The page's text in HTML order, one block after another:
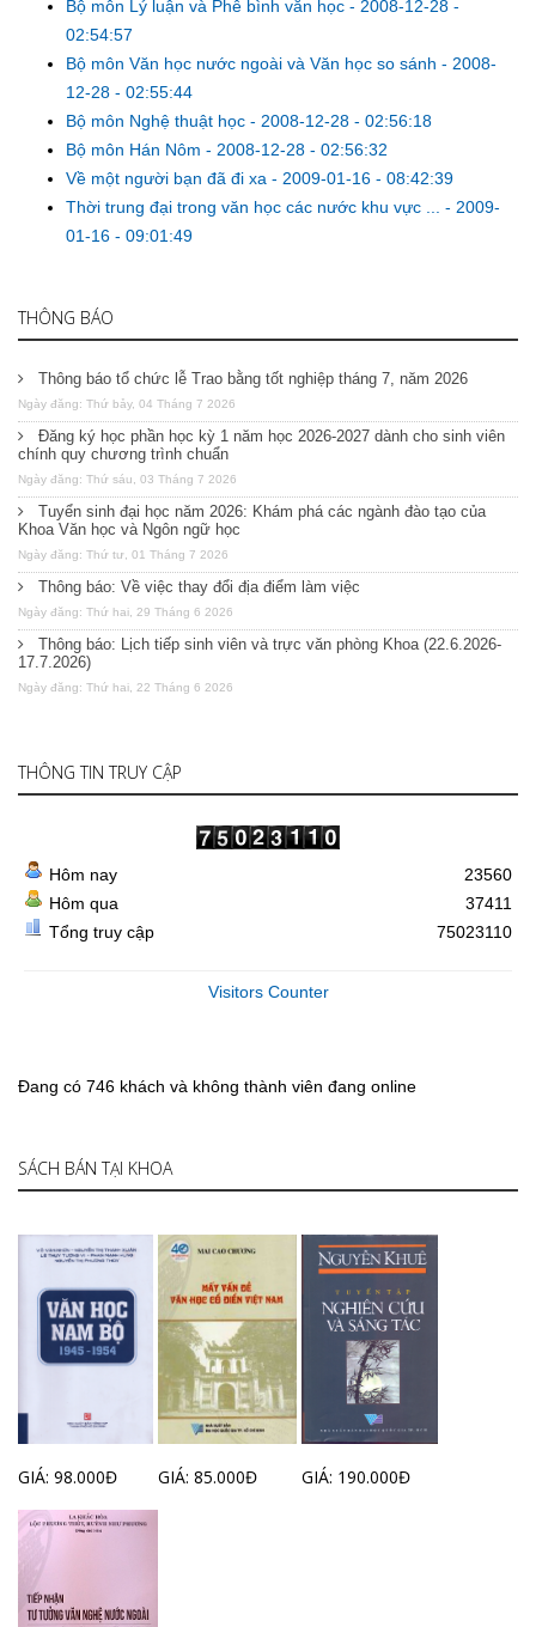
Bộ môn Lý luận và Phê bình văn học - 2008-12-28 -
02:54:57
Bộ môn Văn học nước ngoài và Văn học so sánh - 2008-
12-28 - 02:55:44
Bộ môn Nghệ thuật học - 2008-12-28 - 02:56:18
Bộ môn Hán Nôm - 2008-12-28 - 02:56:32
Về một người bạn đã đi xa - 2009-01-16 - 08:42:39
Thời trung đại trong văn học các nước khu vực ... - 2009-
01-16 - 09:01:49
THÔNG BÁO
Thông báo tổ chức lễ Trao bằng tốt nghiệp tháng 7, năm 2026
Ngày đăng: Thứ bảy, 04 Tháng 7 2026
Đăng ký học phần học kỳ 1 năm học 2026-2027 dành cho sinh viên
chính quy chương trình chuẩn
Ngày đăng: Thứ sáu, 03 Tháng 7 2026
Tuyển sinh đại học năm 2026: Khám phá các ngành đào tạo của
Khoa Văn học và Ngôn ngữ học
Ngày đăng: Thứ tư, 01 Tháng 7 2026
Thông báo: Về việc thay đổi địa điểm làm việc
Ngày đăng: Thứ hai, 29 Tháng 6 2026
Thông báo: Lịch tiếp sinh viên và trực văn phòng Khoa (22.6.2026-
17.7.2026)
Ngày đăng: Thứ hai, 22 Tháng 6 2026
THÔNG TIN TRUY CẬP
Hôm nay
Hôm qua
Tổng truy cập
23560
37411
75023110
Visitors Counter
Đang có 746 khách và không thành viên đang online
SÁCH BÁN TẠI KHOA
GIÁ: 98.000Đ GIÁ: 85.000Đ GIÁ: 190.000Đ